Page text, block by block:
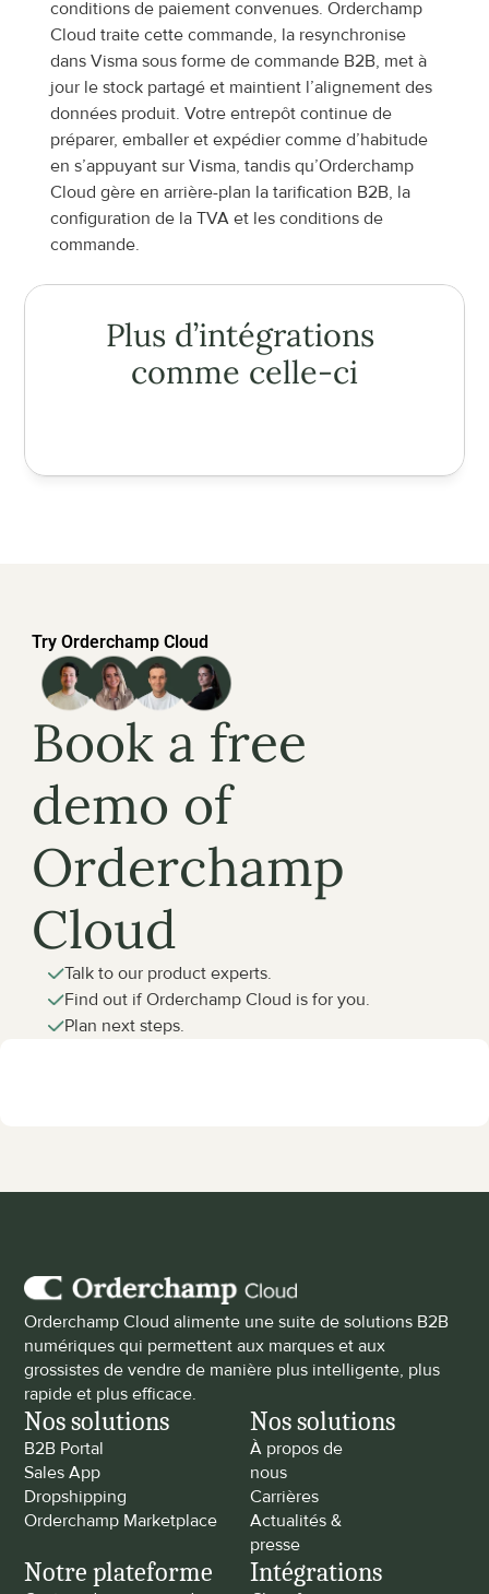
conditions de paiement convenues. Orderchamp
Cloud traite cette commande, la resynchronise
dans Visma sous forme de commande B2B, met à
jour le stock partagé et maintient l’alignement des
données produit. Votre entrepôt continue de
préparer, emballer et expédier comme d’habitude
en s’appuyant sur Visma, tandis qu’Orderchamp
Cloud gère en arrière-plan la tarification B2B, la
configuration de la TVA et les conditions de
commande.
Plus d’intégrations
comme celle-ci
Try Orderchamp Cloud
Book a free
demo of
Orderchamp
Cloud
Talk to our product experts.
Find out if Orderchamp Cloud is for you.
Plan next steps.
Orderchamp Cloud alimente une suite de solutions B2B
numériques qui permettent aux marques et aux
grossistes de vendre de manière plus intelligente, plus
rapide et plus efficace.
Nos solutions
B2B Portal
Sales App
Dropshipping
Orderchamp Marketplace
Nos solutions
À propos de
nous
Carrières
Actualités &
presse
Notre plateforme Intégrations